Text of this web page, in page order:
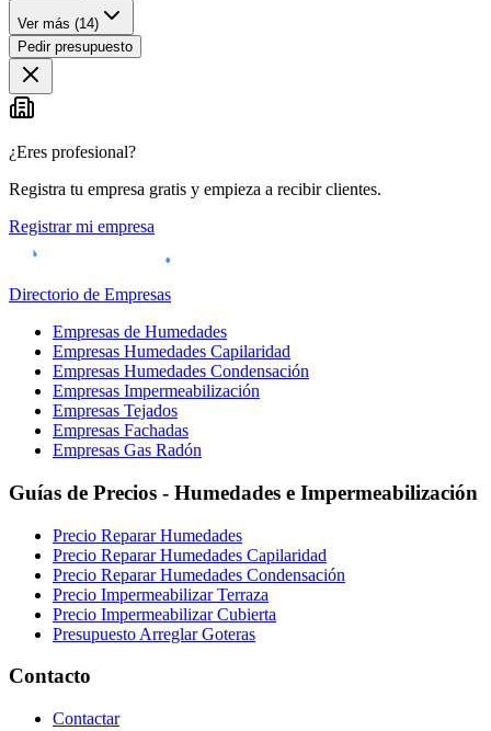
Ver más (14)
Pedir presupuesto
¿Eres profesional?
Registra tu empresa gratis y empieza a recibir clientes.
Registrar mi empresa
Directorio de Empresas
Empresas de Humedades
Empresas Humedades Capilaridad
Empresas Humedades Condensación
Empresas Impermeabilización
Empresas Tejados
Empresas Fachadas
Empresas Gas Radón
Guías de Precios - Humedades e Impermeabilización
Precio Reparar Humedades
Precio Reparar Humedades Capilaridad
Precio Reparar Humedades Condensación
Precio Impermeabilizar Terraza
Precio Impermeabilizar Cubierta
Presupuesto Arreglar Goteras
Contacto
Contactar